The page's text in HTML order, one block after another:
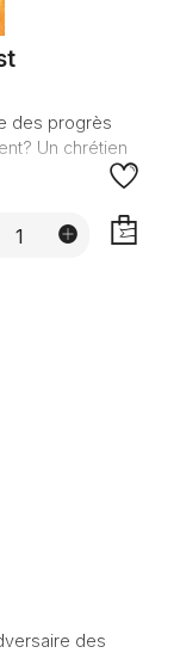
des progrès
Un chrétien
des